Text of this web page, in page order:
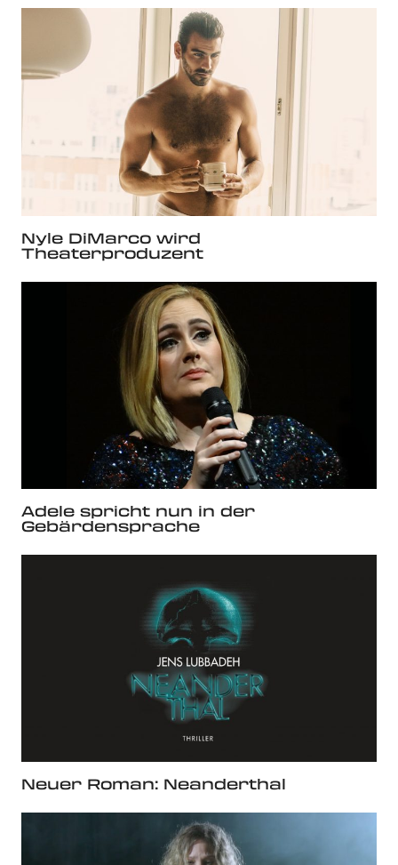
Nyle DiMarco wird
Theaterproduzent
Adele spricht nun in der
Gebärdensprache
Neuer Roman: Neanderthal